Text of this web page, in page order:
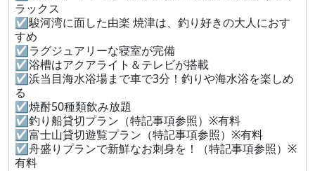
ラックス
☑︎駿河湾に面した由楽 焼津は、釣り好きの大人におす
すめ
☑︎ラグジュアリーな寝室が完備
☑︎浴槽はアクアライト＆テレビが搭載
☑︎浜当目海水浴場まで車で3分！釣りや海水浴を楽しめ
る
☑︎焼酎50種類飲み放題
☑︎釣り船貸切プラン（特記事項参照）※有料
☑︎富士山貸切遊覧プラン（特記事項参照）※有料
☑︎舟盛りプランで新鮮なお刺身を！（特記事項参照）※
有料